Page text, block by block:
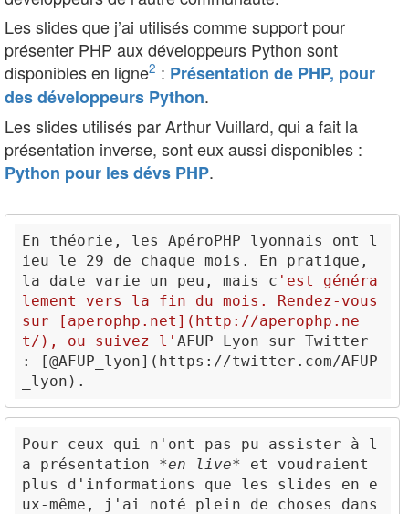
Les slides que j’ai utilisés comme support pour
présenter PHP aux développeurs Python sont
disponibles en ligne2 : Présentation de PHP, pour
des développeurs Python.
Les slides utilisés par Arthur Vuillard, qui a fait la
présentation inverse, sont eux aussi disponibles :
Python pour les dévs PHP.
En théorie, les ApéroPHP lyonnais ont l
ieu le 29 de chaque mois. En pratique,
la date varie un peu, mais c 'est généra
lement vers la fin du mois. Rendez-vous
sur [ aperophp.net ]( http://aperophp.ne
t/ ), ou suivez l' AFUP Lyon sur Twitter
: [@AFUP_lyon]( https://twitter.com/AFUP
_lyon
Pour ceux qui n'ont pas pu assister à l
a présentation *en live* et voudraient
plus d'informations que les slides en e
ux-même, j'ai noté plein de choses dans